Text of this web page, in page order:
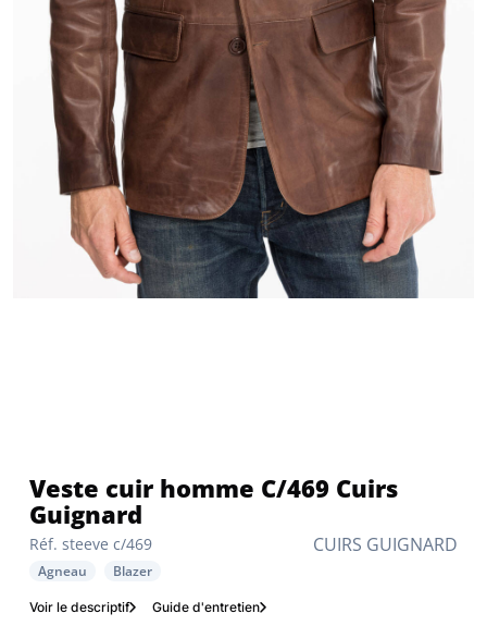
CUIRS GUIGNARD
Réf. steeve c/469
veste cuir homme C/469 Cuirs
Guignard
Agneau Blazer
Voir le descriptif Guide d'entretien